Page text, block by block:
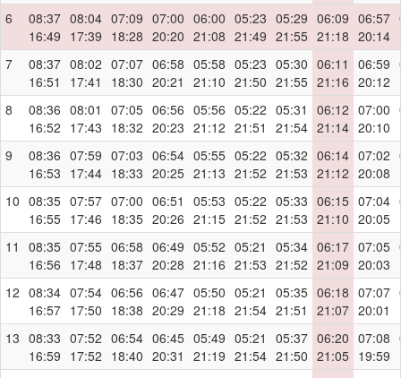
6
08:37
16:49
08:04
17:39
07:09
18:28
07:00
20:20
06:00
21:08
05:23
21:49
05:29
21:55
06:09
21:18
06:57
20:14
7
08:37
16:51
08:02
17:41
07:07
18:30
06:58
20:21
05:58
21:10
05:23
21:50
05:30
21:55
06:11
21:16
06:59
20:12
8
08:36
16:52
08:01
17:43
07:05
18:32
06:56
20:23
05:56
21:12
05:22
21:51
05:31
21:54
06:12
21:14
07:00
20:10
9
08:36
16:53
07:59
17:44
07:03
18:33
06:54
20:25
05:55
21:13
05:22
21:52
05:32
21:53
06:14
21:12
07:02
20:08
10 08:35
16:55
07:57
17:46
07:00
18:35
06:51
20:26
05:53
21:15
05:22
21:52
05:33
21:53
06:15
21:10
07:04
20:05
11
08:35
16:56
07:55
17:48
06:58
18:37
06:49
20:28
05:52
21:16
05:21
21:53
05:34
21:52
06:17
21:09
07:05
20:03
12 08:34
16:57
07:54
17:50
06:56
18:38
06:47
20:29
05:50
21:18
05:21
21:54
05:35
21:51
06:18
21:07
07:07
20:01
13 08:33
16:59
07:52
17:52
06:54
18:40
06:45
20:31
05:49
21:19
05:21
21:54
05:37
21:50
06:20
21:05
07:08
19:59